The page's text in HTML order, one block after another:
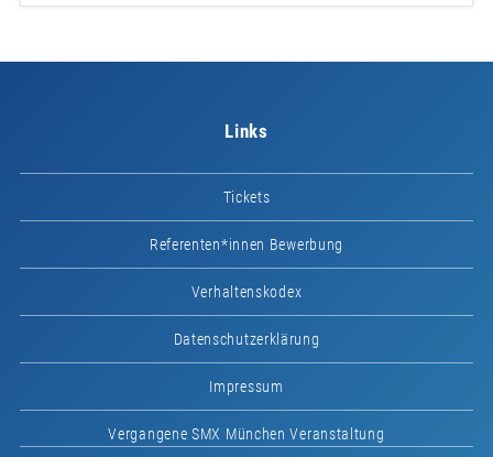
Links
Tickets
Referenten*innen Bewerbung
Verhaltenskodex
Datenschutzerklärung
Impressum
Vergangene SMX München Veranstaltung